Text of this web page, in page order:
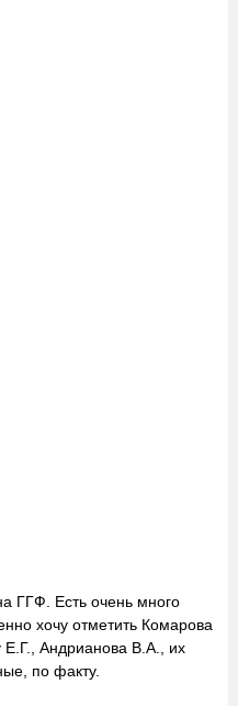
ГГФ. Есть очень много
хочу отметить Комарова
Андрианова В.А., их
по факту.